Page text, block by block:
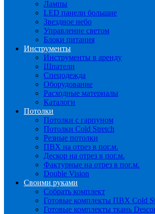
Лампы
LED панели большие
Звездное небо
Управление светом
Блоки питания
Инструменты
Инструменты в аренду
Шпатели
Спецодежда
Оборудование
Расходные материалы
Каталоги
Потолки
Потолки с гарпуном
Потолки Cold Stretch
Резные потолки
ПВХ на отрез в пог.м.
Дескор на отрез в пог.м.
Фактурные на отрез в пог.м.
Double Vision
Своими руками
Собрать комплект
Готовые комплекты ПВХ Cold
Готовые комплекты ткань